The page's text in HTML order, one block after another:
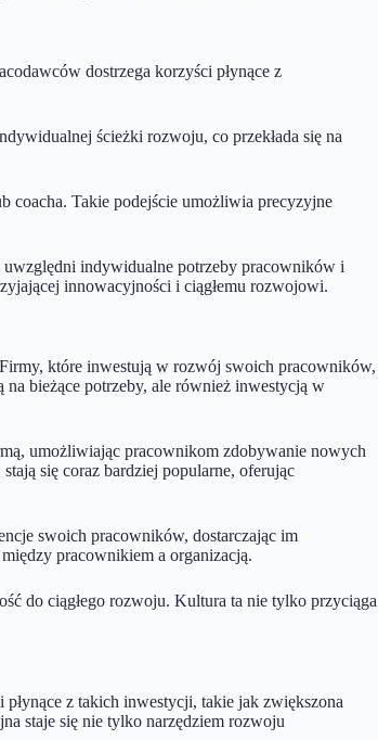
dostrzega korzyści płynące z
ścieżki rozwoju, co przekłada się na
coacha. Takie podejście umożliwia precyzyjne
uwzględni indywidualne potrzeby pracowników i
innowacyjności i ciągłemu rozwojowi.
które inwestują w rozwój swoich pracowników,
bieżące potrzeby, ale również inwestycją w
umożliwiając pracownikom zdobywanie nowych
się coraz bardziej popularne, oferując
swoich pracowników, dostarczając im
pracownikiem a organizacją.
do ciągłego rozwoju. Kultura ta nie tylko przyciąga
z takich inwestycji, takie jak zwiększona
staje się nie tylko narzędziem rozwoju